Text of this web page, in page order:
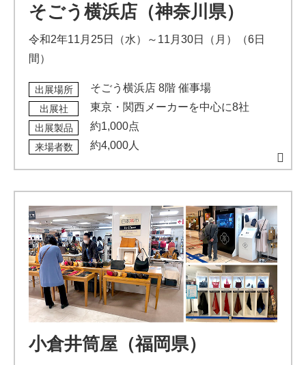
そごう横浜店（神奈川県）
令和2年11月25日（水）～11月30日（月）（6日
間）
出展場所 そごう横浜店 8階 催事場
出展社 東京・関西メーカーを中心に8社
出展製品 約1,000点
来場者数 約4,000人
小倉井筒屋（福岡県）